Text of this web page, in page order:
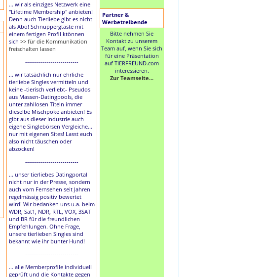
... wir als einziges Netzwerk eine
"Lifetime Membership" anbieten!
Denn auch Tierliebe gibt es nicht
als Abo! Schnuppergtäste mit
einem fertigen Profil ktönnen
sich >> für die Kommunikation
freischalten lassen
---------------------------
... wir tatsächlich nur ehrliche
tierliebe Singles vermitteln und
keine -tierisch verliebt- Pseudos
aus Massen-Datingpools, die
unter zahllosen Titeln immer
dieselbe Mischpoke anbieten! Es
gibt aus dieser Industrie auch
eigene Singlebörsen Vergleiche...
nur mit eigenen Sites! Lasst euch
also nicht täuschen oder
abzocken!
---------------------------
... unser tierliebes Datingportal
nicht nur in der Presse, sondern
auch vom Fernsehen seit Jahren
regelmässig positiv bewertet
wird! Wir bedanken uns u.a. beim
WDR, Sat1, NDR, RTL, VOX, 3SAT
und BR für die freundlichen
Empfehlungen. Ohne Frage,
unsere tierlieben Singles sind
bekannt wie ihr bunter Hund!
---------------------------
... alle Memberprofile individuell
geprüft und die Kontakte gegen
Partner &
Werbetreibende
Bitte nehmen Sie
Kontakt zu unserem
Team auf, wenn Sie sich
für eine Präsentation
auf TIERFREUND.com
interessieren.
Zur Teamseite...